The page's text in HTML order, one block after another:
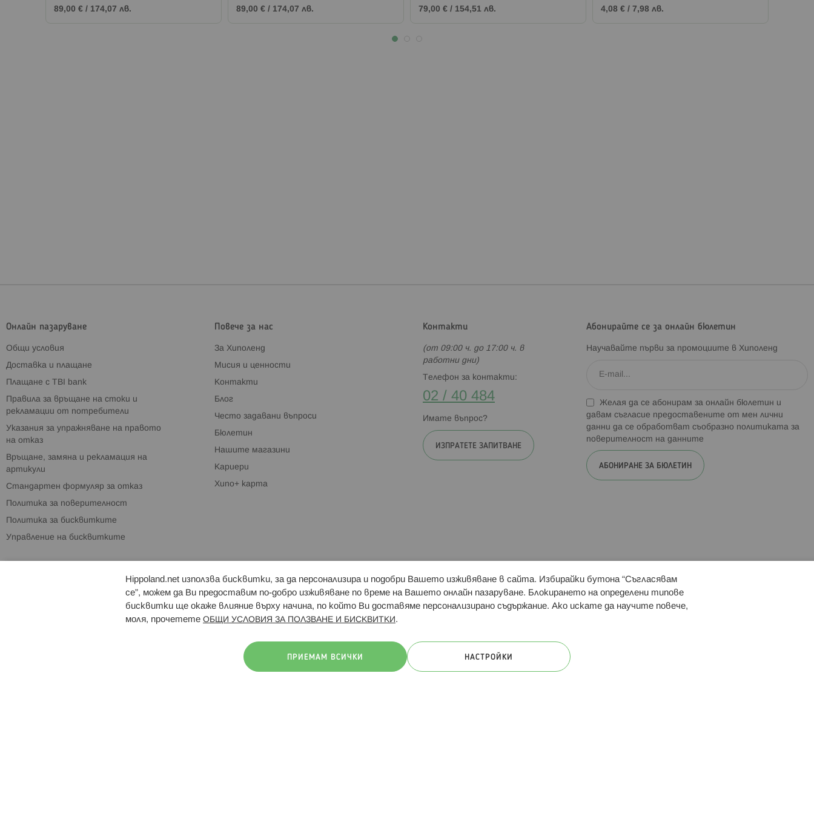
89,00 € / 174,07 лв.
89,00 € / 174,07 лв.
79,00 € / 154,51 лв.
4,08 € / 7,98 лв.
Онлайн пазаруване
Общи условия
Доставка и плащане
Плащане с TBI bank
Правила за връщане на стоки и
рекламации от потребители
Указания за упражняване на правото
на отказ
Връщане, замяна и рекламация на
артикули
Стандартен формуляр за отказ
Политика за поверителност
Политика за бисквитките
Управление на бисквитките
Повече за нас
За Хиполенд
Мисия и ценности
Контакти
Блог
Често задавани въпроси
Бюлетин
Нашите магазини
Кариери
Хипо+ карта
Контакти
(от 09:00 ч. до 17:00 ч. в
работни дни)
Телефон за контакти:
02 / 40 484
Имате въпрос?
ИЗПРАТЕТЕ ЗАПИТВАНЕ
Абонирайте се за онлайн бюлетин
Научавайте първи за промоциите в Хиполенд
Желая да се абонирам за онлайн бюлетин и
давам съгласие предоставените от мен лични
данни да се обработват съобразно политиката за
поверителност на данните
АБОНИРАНЕ ЗА БЮЛЕТИН
Брошури Магазини Свързани сайтове: Hippoland.ro Последвайте ни:
Hippoland.net използва бисквитки, за да персонализира и подобри Вашето изживяване в сайта. Избирайки бутона “Съгласявам
се”, можем да Ви предоставим по-добро изживяване по време на Вашето онлайн пазаруване. Блокирането на определени типове
бисквитки ще окаже влияние върху начина, по който Ви доставяме персонализирано съдържание. Ако искате да научите повече,
моля, прочетете ОБЩИ УСЛОВИЯ ЗА ПОЛЗВАНЕ И БИСКВИТКИ .
ПРИЕМАМ ВСИЧКИ НАСТРОЙКИ